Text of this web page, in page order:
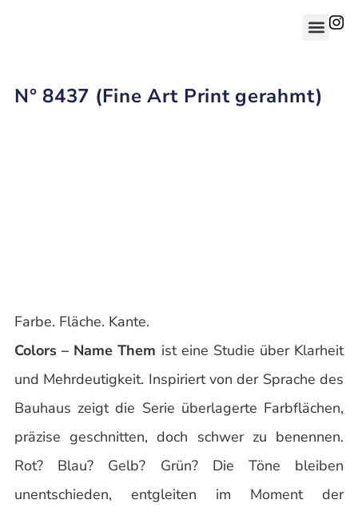
N° 8437 (Fine Art Print gerahmt)
Farbe. Fläche. Kante.
Colors – Name Them ist eine Studie über Klarheit
und Mehrdeutigkeit. Inspiriert von der Sprache des
Bauhaus zeigt die Serie überlagerte Farbflächen,
präzise geschnitten, doch schwer zu benennen.
Rot? Blau? Gelb? Grün? Die Töne bleiben
unentschieden, entgleiten im Moment der